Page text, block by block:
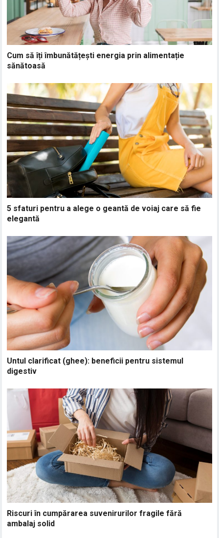
Cum să îți îmbunătățești energia prin alimentație
sănătoasă
5 sfaturi pentru a alege o geantă de voiaj care să fie
elegantă
Untul clarificat (ghee): beneficii pentru sistemul
digestiv
Riscuri în cumpărarea suvenirurilor fragile fără
ambalaj solid